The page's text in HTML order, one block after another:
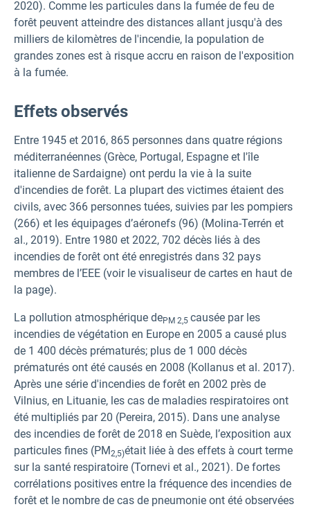
2020). Comme les particules dans la fumée de feu de
forêt peuvent atteindre des distances allant jusqu'à des
milliers de kilomètres de l'incendie, la population de
grandes zones est à risque accru en raison de l'exposition
à la fumée.
Effets observés
Entre 1945 et 2016, 865 personnes dans quatre régions
méditerranéennes (Grèce, Portugal, Espagne et l'île
italienne de Sardaigne) ont perdu la vie à la suite
d'incendies de forêt. La plupart des victimes étaient des
civils, avec 366 personnes tuées, suivies par les pompiers
(266) et les équipages d’aéronefs (96) (Molina-Terrén et
al., 2019). Entre 1980 et 2022, 702 décès liés à des
incendies de forêt ont été enregistrés dans 32 pays
membres de l’EEE (voir le visualiseur de cartes en haut de
la page).
La pollution atmosphérique dePM 2,5 causée par les
incendies de végétation en Europe en 2005 a causé plus
de 1 400 décès prématurés; plus de 1 000 décès
prématurés ont été causés en 2008 (Kollanus et al. 2017).
Après une série d'incendies de forêt en 2002 près de
Vilnius, en Lituanie, les cas de maladies respiratoires ont
été multipliés par 20 (Pereira, 2015). Dans une analyse
des incendies de forêt de 2018 en Suède, l’exposition aux
particules fines (PM2,5)était liée à des effets à court terme
sur la santé respiratoire (Tornevi et al., 2021). De fortes
corrélations positives entre la fréquence des incendies de
forêt et le nombre de cas de pneumonie ont été observées